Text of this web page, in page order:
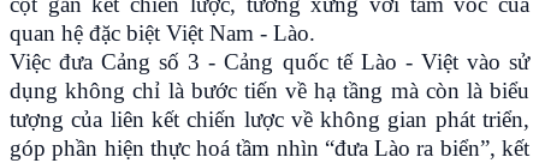
quan hệ đặc biệt Việt Nam - Lào.
Việc đưa Cảng số 3 - Cảng quốc tế Lào - Việt vào sử
dụng không chỉ là bước tiến về hạ tầng mà còn là biểu
tượng của liên kết chiến lược về không gian phát triển,
góp phần hiện thực hoá tầm nhìn “đưa Lào ra biển”, kết